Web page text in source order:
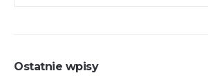
Ostatnie wpisy